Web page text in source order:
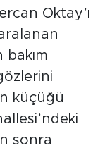
Oktay’ı
küçüğü
sonra